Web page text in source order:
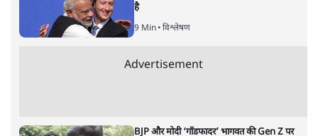
अनन्त मित्तल| 1 FEB, 2026
अनन्त मित्तल